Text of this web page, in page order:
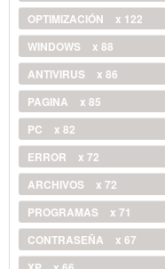
OPTIMIZACIÓN
x 122
WINDOWS
x 88
ANTIVIRUS
x 86
PAGINA
x 85
PC
x 82
ERROR
x 72
ARCHIVOS
x 72
PROGRAMAS
x 71
CONTRASEÑA
x 67